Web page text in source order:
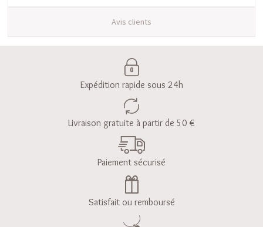
Avis clients
Expédition rapide sous 24h
Livraison gratuite à partir de 50 €
Paiement sécurisé
Satisfait ou remboursé